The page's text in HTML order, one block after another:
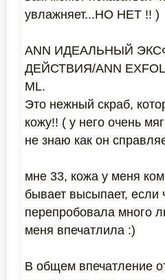
увлажняет...НО НЕТ !! )
ANN ИДЕАЛЬНЫЙ
ДЕЙСТВИЯ/ANN
ML.
Это нежный скраб,
кожу!! ( у него очень
не знаю как он
мне 33, кожа у меня
бывает высыпает, если
перепробовала много
меня впечатлила :)
В общем впечатление